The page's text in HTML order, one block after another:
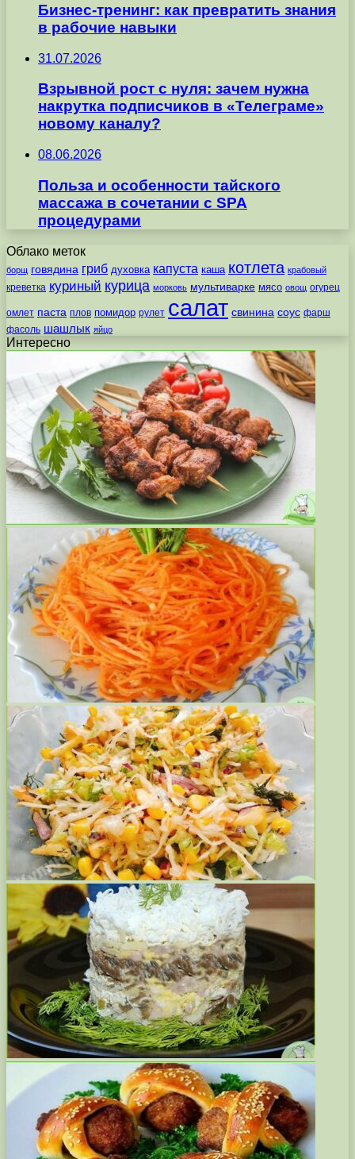
Бизнес-тренинг: как превратить знания
в рабочие навыки
31.07.2026
Взрывной рост с нуля: зачем нужна
накрутка подписчиков в «Телеграме»
новому каналу?
08.06.2026
Польза и особенности тайского
массажа в сочетании с SPA
процедурами
Облако меток
борщ говядина гриб духовка капуста каша котлета крабовый
креветка куриный курица морковь мультиварке мясо овощ огурец
омлет паста плов помидор рулет салат свинина соус фарш
фасоль шашлык яйцо
Интересно